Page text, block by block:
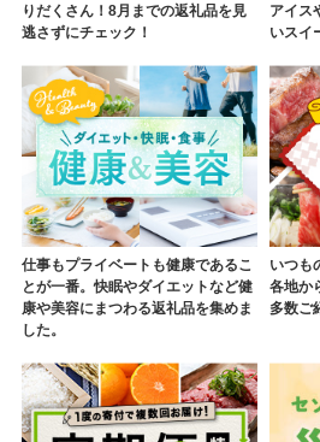
りだくさん！8月までの返礼品を見
逃さずにチェック！
アイス
いスイ
仕事もプライベートも健康であるこ
とが一番。快眠やダイエットなど健
康や美容にまつわる返礼品を集めま
した。
いつも
各地か
多数ご